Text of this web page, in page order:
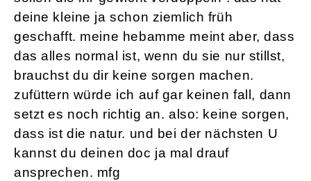
deine kleine ja schon ziemlich früh
geschafft. meine hebamme meint aber, dass
das alles normal ist, wenn du sie nur stillst,
brauchst du dir keine sorgen machen.
zufüttern würde ich auf gar keinen fall, dann
setzt es noch richtig an. also: keine sorgen,
dass ist die natur. und bei der nächsten U
kannst du deinen doc ja mal drauf
ansprechen. mfg